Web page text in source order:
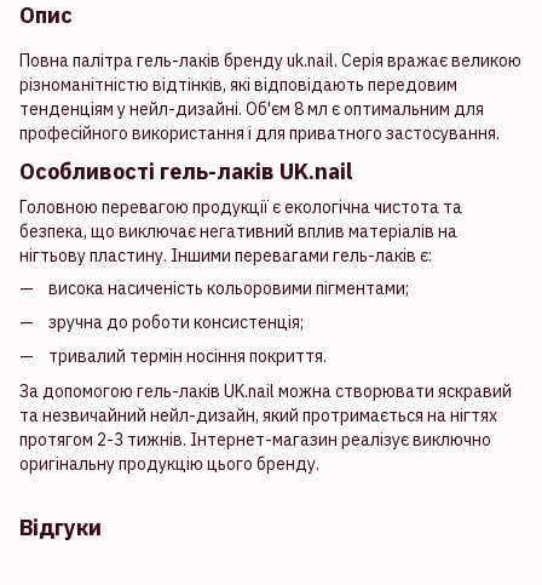
Опис
Повна палітра гель-лаків бренду uk.nail. Серія вражає великою
різноманітністю відтінків, які відповідають передовим
тенденціям у нейл-дизайні. Об'єм 8 мл є оптимальним для
професійного використання і для приватного застосування.
Особливості гель-лаків UK.nail
Головною перевагою продукції є екологічна чистота та
безпека, що виключає негативний вплив матеріалів на
нігтьову пластину. Іншими перевагами гель-лаків є:
висока насиченість кольоровими пігментами;
зручна до роботи консистенція;
тривалий термін носіння покриття.
За допомогою гель-лаків UK.nail можна створювати яскравий
та незвичайний нейл-дизайн, який протримається на нігтях
протягом 2-3 тижнів. Інтернет-магазин реалізує виключно
оригінальну продукцію цього бренду.
Відгуки